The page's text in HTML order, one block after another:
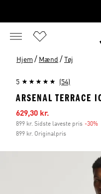
Hjem / Mænd / Tøj
5 (54)
ARSENAL TERRACE
Udsalgspris
629,30 kr.
899 kr. Sidste laveste pris -30%
899 kr. Originalpris